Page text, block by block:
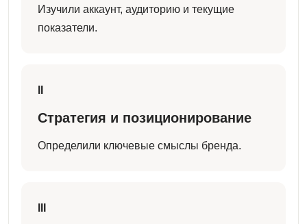
Изучили аккаунт, аудиторию и текущие
показатели.
Стратегия и позиционирование
Определили ключевые смыслы бренда.